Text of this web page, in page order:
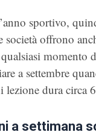
sportivo,
offrono
momento
a settembre
lezione dura circa
a settimana